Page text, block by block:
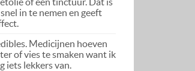
in te nemen en geeft
Medicijnen hoeven
of vies te smaken want ik
iets lekkers van.